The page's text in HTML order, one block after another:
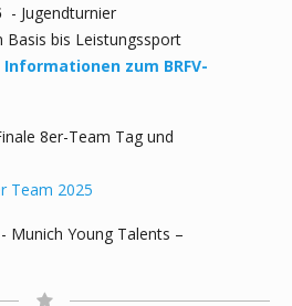
- Jugendturnier
bis Leistungssport
zum BRFV-
8er-Team Tag und
Team 2025
- Munich Young Talents –